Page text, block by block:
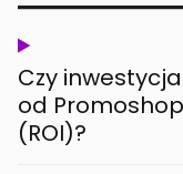
Czy
od
(ROI)?